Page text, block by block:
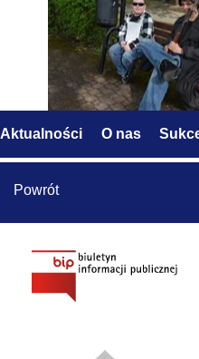
Aktualności O nas
Powrót